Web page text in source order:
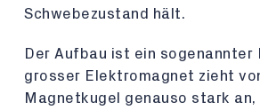
Schwebezustand hält.
Der Aufbau ist ein sogenannter
grosser Elektromagnet zieht
Magnetkugel genauso stark an,